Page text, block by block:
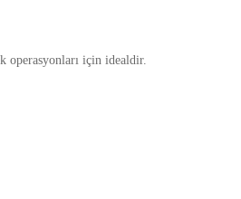
operasyonları için idealdir.